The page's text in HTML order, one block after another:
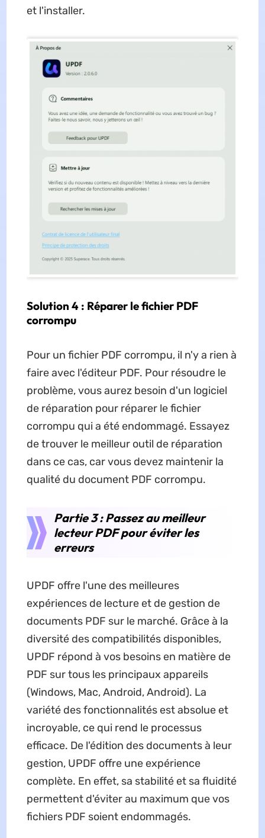
et l'installer.
Solution 4 : Réparer le fichier PDF
corrompu
Pour un fichier PDF corrompu, il n'y a rien à
faire avec l'éditeur PDF. Pour résoudre le
problème, vous aurez besoin d'un logiciel
de réparation pour réparer le fichier
corrompu qui a été endommagé. Essayez
de trouver le meilleur outil de réparation
dans ce cas, car vous devez maintenir la
qualité du document PDF corrompu.
Partie 3 : Passez au meilleur
lecteur PDF pour éviter les
erreurs
UPDF offre l'une des meilleures
expériences de lecture et de gestion de
documents PDF sur le marché. Grâce à la
diversité des compatibilités disponibles,
UPDF répond à vos besoins en matière de
PDF sur tous les principaux appareils
(Windows, Mac, Android, Android). La
variété des fonctionnalités est absolue et
incroyable, ce qui rend le processus
efficace. De l'édition des documents à leur
gestion, UPDF offre une expérience
complète. En effet, sa stabilité et sa fluidité
permettent d'éviter au maximum que vos
fichiers PDF soient endommagés.